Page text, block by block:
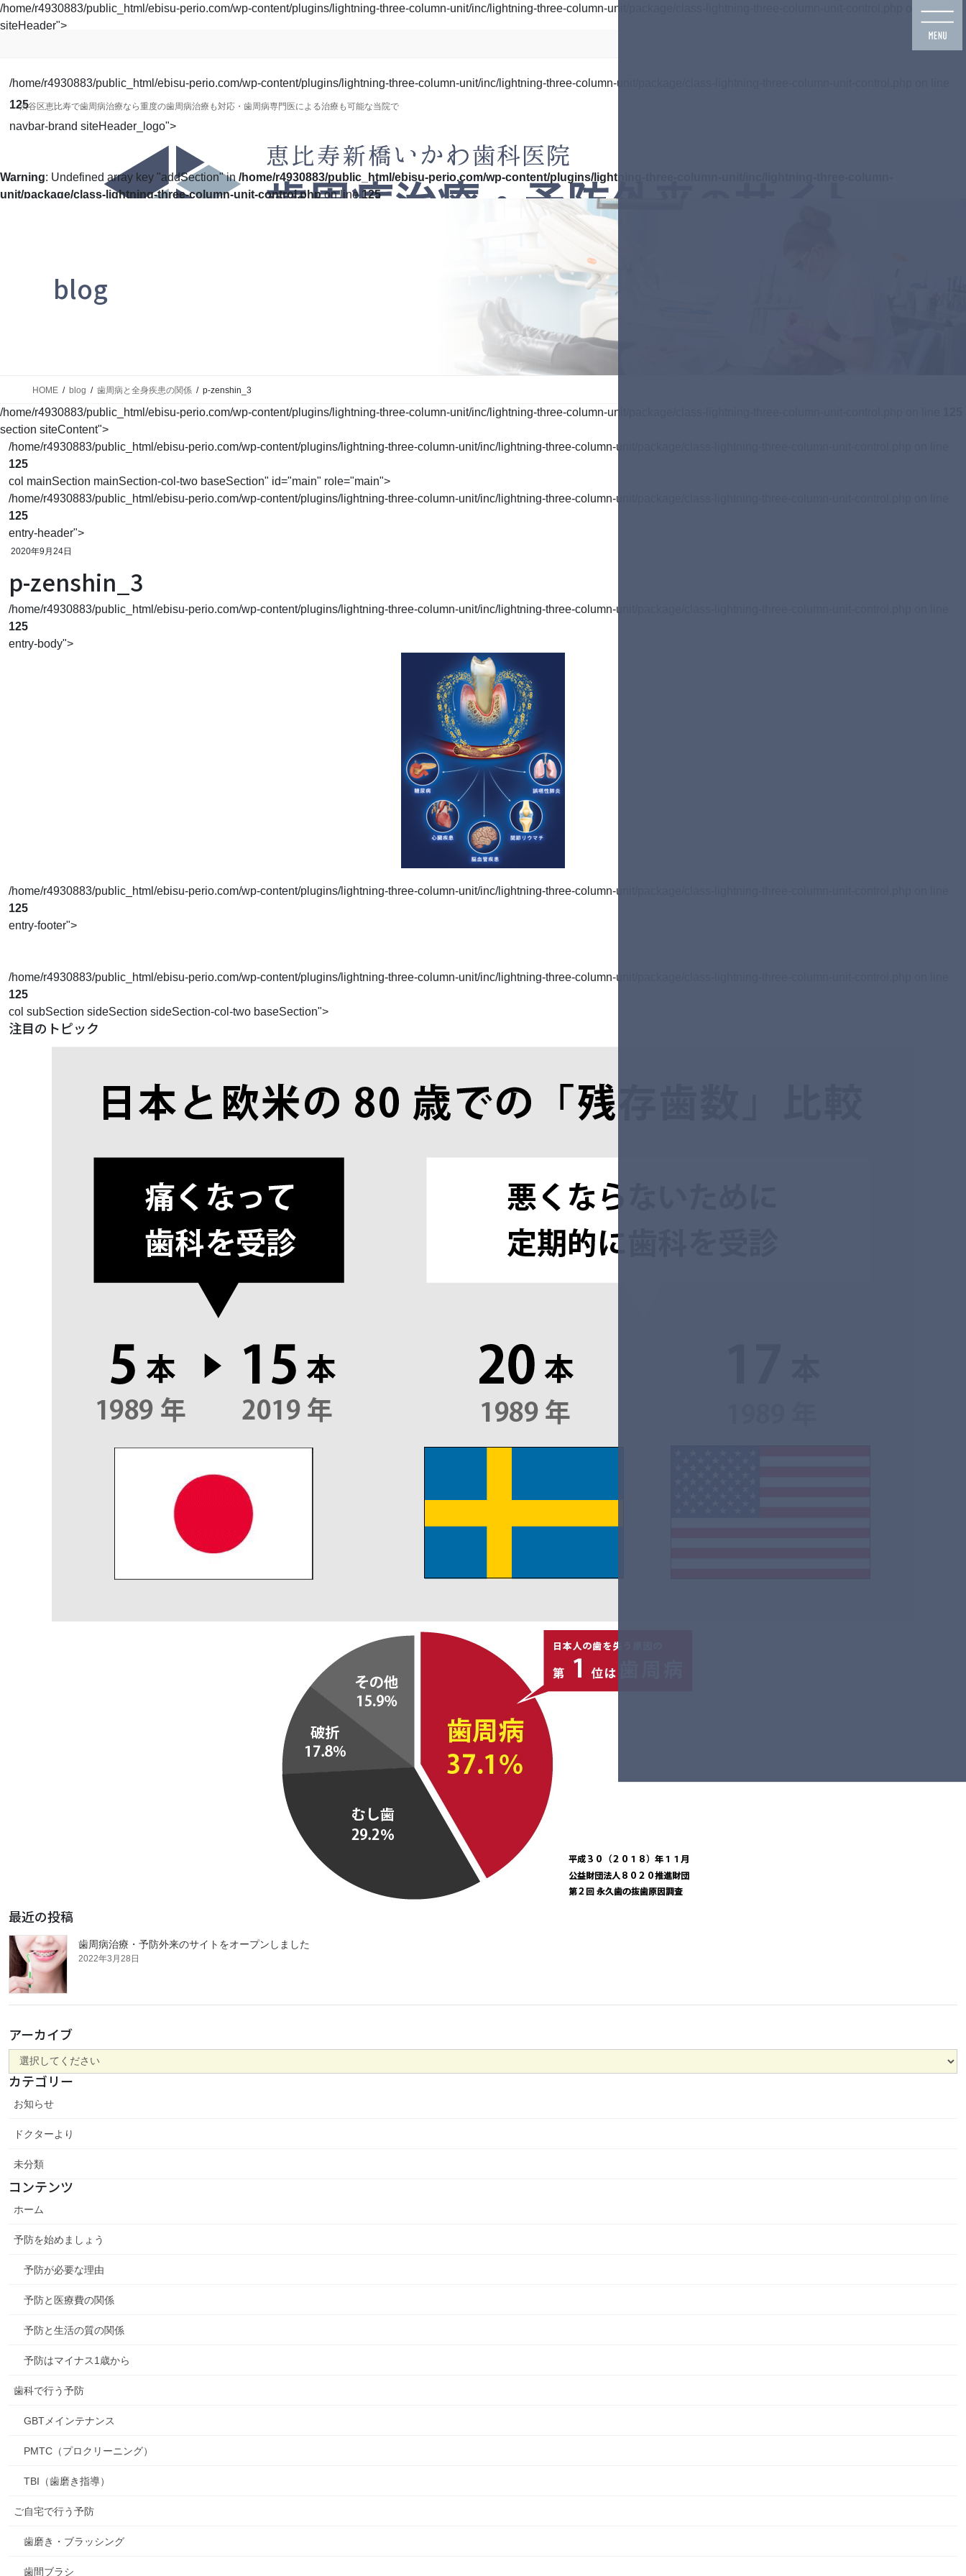
コ
ン
移
動
ナ
ビ
ン
に
/home/r4930883/public_html/ebisu-perio.com/wp-content/plugins/lightning-three-column-unit/inc/lightning-three-column-unit/package/class-lightning-three-column-unit-control.php on line125
siteHeader">
渋谷区恵比寿で歯周病治療なら重度の歯周病治療も対応・歯周病専門医による治療も可能な当院で
/home/r4930883/public_html/ebisu-perio.com/wp-content/plugins/lightning-three-column-unit/inc/lightning-three-column-unit/package/class-lightning-three-column-unit-control.php on line
125
navbar-brand siteHeader_logo">
Warning: Undefined array key "addSection" in /home/r4930883/public_html/ebisu-perio.com/wp-content/plugins/lightning-three-column-unit/inc/lightning-three-column-
unit/package/class-lightning-three-column-unit-control.phpon line 125
ご自宅で行う予防 歯周病のお話
blog
HOME blog 歯周病と全身疾患の関係 p-zenshin_3
/home/r4930883/public_html/ebisu-perio.com/wp-content/plugins/lightning-three-column-unit/inc/lightning-three-column-unit/package/class-lightning-three-column-unit-control.php on line
section siteContent">
/home/r4930883/public_html/ebisu-perio.com/wp-content/plugins/lightning-three-column-unit/inc/lightning-three-column-unit/package/class-lightning-three-column-unit-control.php on line
125
col mainSection mainSection-col-two baseSection" id="main" role="main">
/home/r4930883/public_html/ebisu-perio.com/wp-content/plugins/lightning-three-column-unit/inc/lightning-three-column-unit/package/class-lightning-three-column-unit-control.php on line
125
entry-header">
2020年9月24日
p-zenshin_3
/home/r4930883/public_html/ebisu-perio.com/wp-content/plugins/lightning-three-column-unit/inc/lightning-three-column-unit/package/class-lightning-three-column-unit-control.php on line
125
entry-body">
/home/r4930883/public_html/ebisu-perio.com/wp-content/plugins/lightning-three-column-unit/inc/lightning-three-column-unit/package/class-lightning-three-column-unit-control.php on line
125
entry-footer">
/home/r4930883/public_html/ebisu-perio.com/wp-content/plugins/lightning-three-column-unit/inc/lightning-three-column-unit/package/class-lightning-three-column-unit-control.php on line
125
col subSection sideSection sideSection-col-two baseSection">
注目のトピック
最近の投稿
歯周病治療・予防外来のサイトをオープンしました
2022年3月28日
アーカイブ
カテゴリー
お知らせ
ドクターより
未分類
コンテンツ
ホーム
予防を始めましょう
予防が必要な理由
予防と医療費の関係
予防と生活の質の関係
予防はマイナス1歳から
歯科で行う予防
GBTメインテナンス
PMTC（プロクリーニング）
TBI（歯磨き指導）
ご自宅で行う予防
歯磨き・ブラッシング
歯間ブラシ